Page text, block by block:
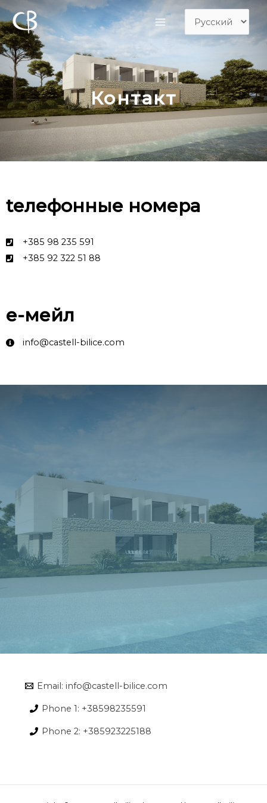
Контакт
tелефонные номера
+385 98 235 591
+385 92 322 51 88
е-мейл
info@castell-bilice.com
Email: info@castell-bilice.com
Phone 1: +38598235591
Phone 2: +385923225188